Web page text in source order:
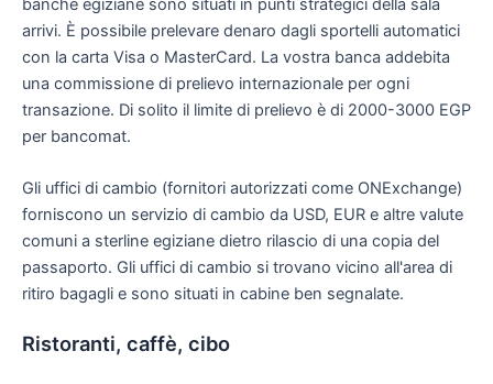
banche egiziane sono situati in punti strategici della sala
arrivi. È possibile prelevare denaro dagli sportelli automatici
con la carta Visa o MasterCard. La vostra banca addebita
una commissione di prelievo internazionale per ogni
transazione. Di solito il limite di prelievo è di 2000-3000 EGP
per bancomat.
Gli uffici di cambio (fornitori autorizzati come ONExchange)
forniscono un servizio di cambio da USD, EUR e altre valute
comuni a sterline egiziane dietro rilascio di una copia del
passaporto. Gli uffici di cambio si trovano vicino all'area di
ritiro bagagli e sono situati in cabine ben segnalate.
Ristoranti, caffè, cibo